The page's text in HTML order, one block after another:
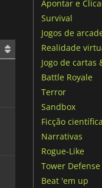
Apontar e
Survival
Jogos de
Realidade
Jogo de
Battle Royale
Terror
Sandbox
Ficção científica
Narrativas
Rogue-Like
Tower Defense
Beat 'em up